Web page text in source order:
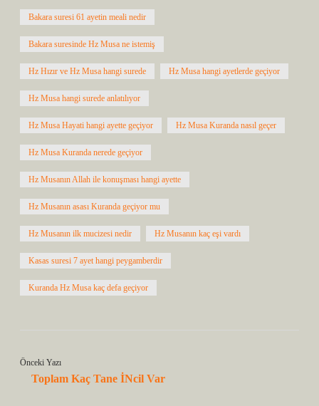
Bakara suresi 61 ayetin meali nedir
Bakara suresinde Hz Musa ne istemiş
Hz Hızır ve Hz Musa hangi surede Hz Musa hangi ayetlerde geçiyor
Hz Musa hangi surede anlatılıyor
Hz Musa Hayati hangi ayette geçiyor Hz Musa Kuranda nasıl geçer
Hz Musa Kuranda nerede geçiyor
Hz Musanın Allah ile konuşması hangi ayette
Hz Musanın asası Kuranda geçiyor mu
Hz Musanın ilk mucizesi nedir Hz Musanın kaç eşi vardı
Kasas suresi 7 ayet hangi peygamberdir
Kuranda Hz Musa kaç defa geçiyor
Önceki Yazı
Toplam Kaç Tane İNcil Var